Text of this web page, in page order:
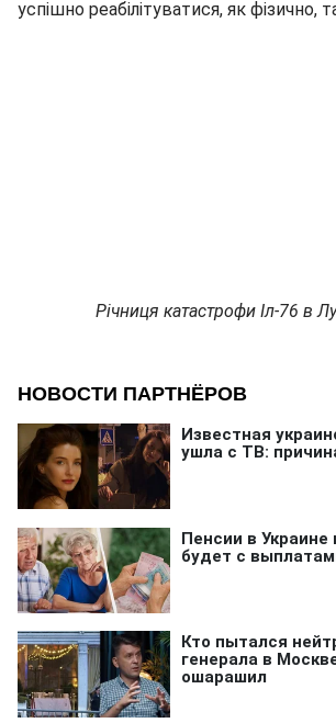
успішно реабілітуватися, як фізично,
Річниця катастрофи Іл-76 в